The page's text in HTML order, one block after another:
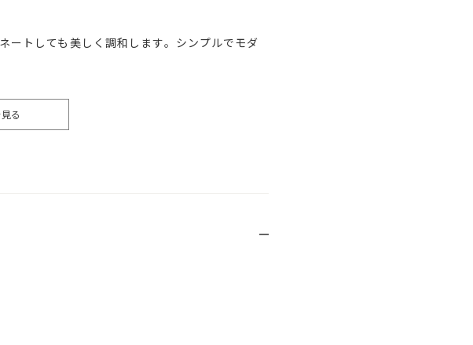
ートしても美しく調和します。シンプルでモダ
る